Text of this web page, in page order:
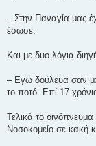
– Στην Παναγία μας
έσωσε.
Και με δυο λόγια
– Εγώ δούλευα σαν
το ποτό. Επί 17
Τελικά το
Νοσοκομείο σε κακή